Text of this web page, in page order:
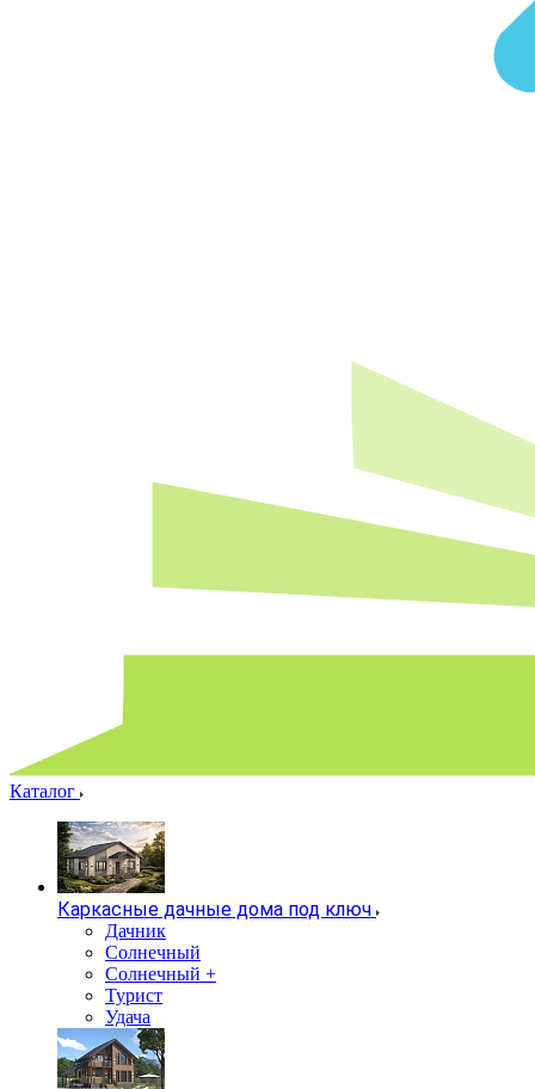
Каталог
Каркасные дачные дома под ключ
Дачник
Солнечный
Солнечный +
Турист
Удача